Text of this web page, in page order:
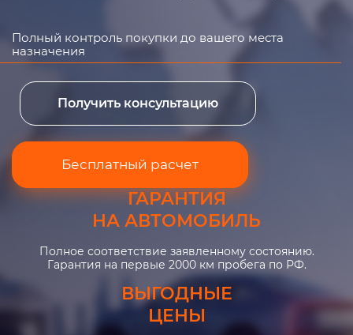
Полный контроль покупки до вашего места
назначения
Получить консультацию
Бесплатный расчет
ГАРАНТИЯ
НА АВТОМОБИЛЬ
Полное соответствие заявленному состоянию.
Гарантия на первые 2000 км пробега по РФ.
ВЫГОДНЫЕ
ЦЕНЫ